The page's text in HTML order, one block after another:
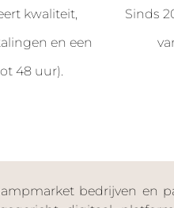
kwaliteit,
en een
48 uur).
Sinds
bedrijven en